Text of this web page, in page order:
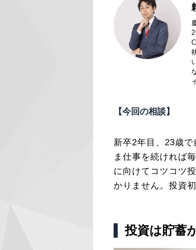
【今回の相談】
新卒2年目、23歳
ま仕事を続ければ
に向けてコツコツ
かりません。投資
投資は貯蓄